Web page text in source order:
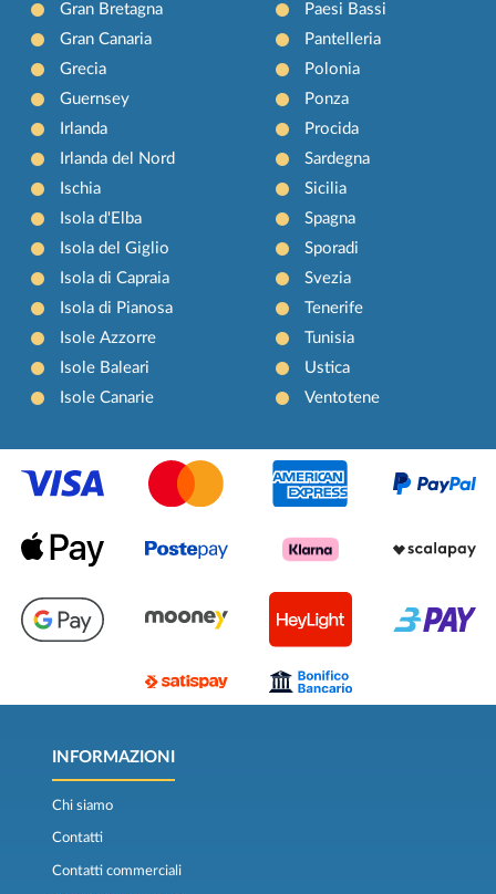
Gran Bretagna
Gran Canaria
Grecia
Guernsey
Irlanda
Irlanda del Nord
Ischia
Isola d'Elba
Isola del Giglio
Isola di Capraia
Isola di Pianosa
Isole Azzorre
Isole Baleari
Isole Canarie
Paesi Bassi
Pantelleria
Polonia
Ponza
Procida
Sardegna
Sicilia
Spagna
Sporadi
Svezia
Tenerife
Tunisia
Ustica
Ventotene
INFORMAZIONI
Chi siamo
Contatti
Contatti commerciali